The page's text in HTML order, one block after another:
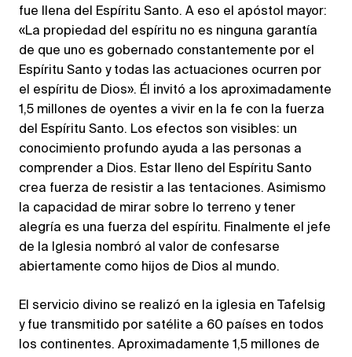
fue llena del Espíritu Santo. A eso el apóstol mayor:
«La propiedad del espíritu no es ninguna garantía
de que uno es gobernado constantemente por el
Espíritu Santo y todas las actuaciones ocurren por
el espíritu de Dios». Él invitó a los aproximadamente
1,5 millones de oyentes a vivir en la fe con la fuerza
del Espíritu Santo. Los efectos son visibles: un
conocimiento profundo ayuda a las personas a
comprender a Dios. Estar lleno del Espíritu Santo
crea fuerza de resistir a las tentaciones. Asimismo
la capacidad de mirar sobre lo terreno y tener
alegría es una fuerza del espíritu. Finalmente el jefe
de la Iglesia nombró al valor de confesarse
abiertamente como hijos de Dios al mundo.
El servicio divino se realizó en la iglesia en Tafelsig
y fue transmitido por satélite a 60 países en todos
los continentes. Aproximadamente 1,5 millones de